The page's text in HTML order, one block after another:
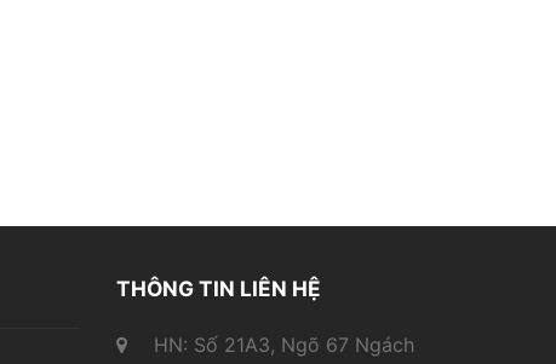
THÔNG TIN LIÊN HỆ
HN: Số 21A3, Ngõ 67 Ngách